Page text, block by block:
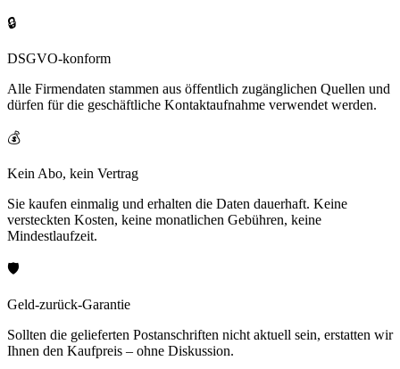
🔒
DSGVO-konform
Alle Firmendaten stammen aus öffentlich zugänglichen Quellen und
dürfen für die geschäftliche Kontaktaufnahme verwendet werden.
💰
Kein Abo, kein Vertrag
Sie kaufen einmalig und erhalten die Daten dauerhaft. Keine
versteckten Kosten, keine monatlichen Gebühren, keine
Mindestlaufzeit.
🛡️
Geld-zurück-Garantie
Sollten die gelieferten Postanschriften nicht aktuell sein, erstatten wir
Ihnen den Kaufpreis – ohne Diskussion.